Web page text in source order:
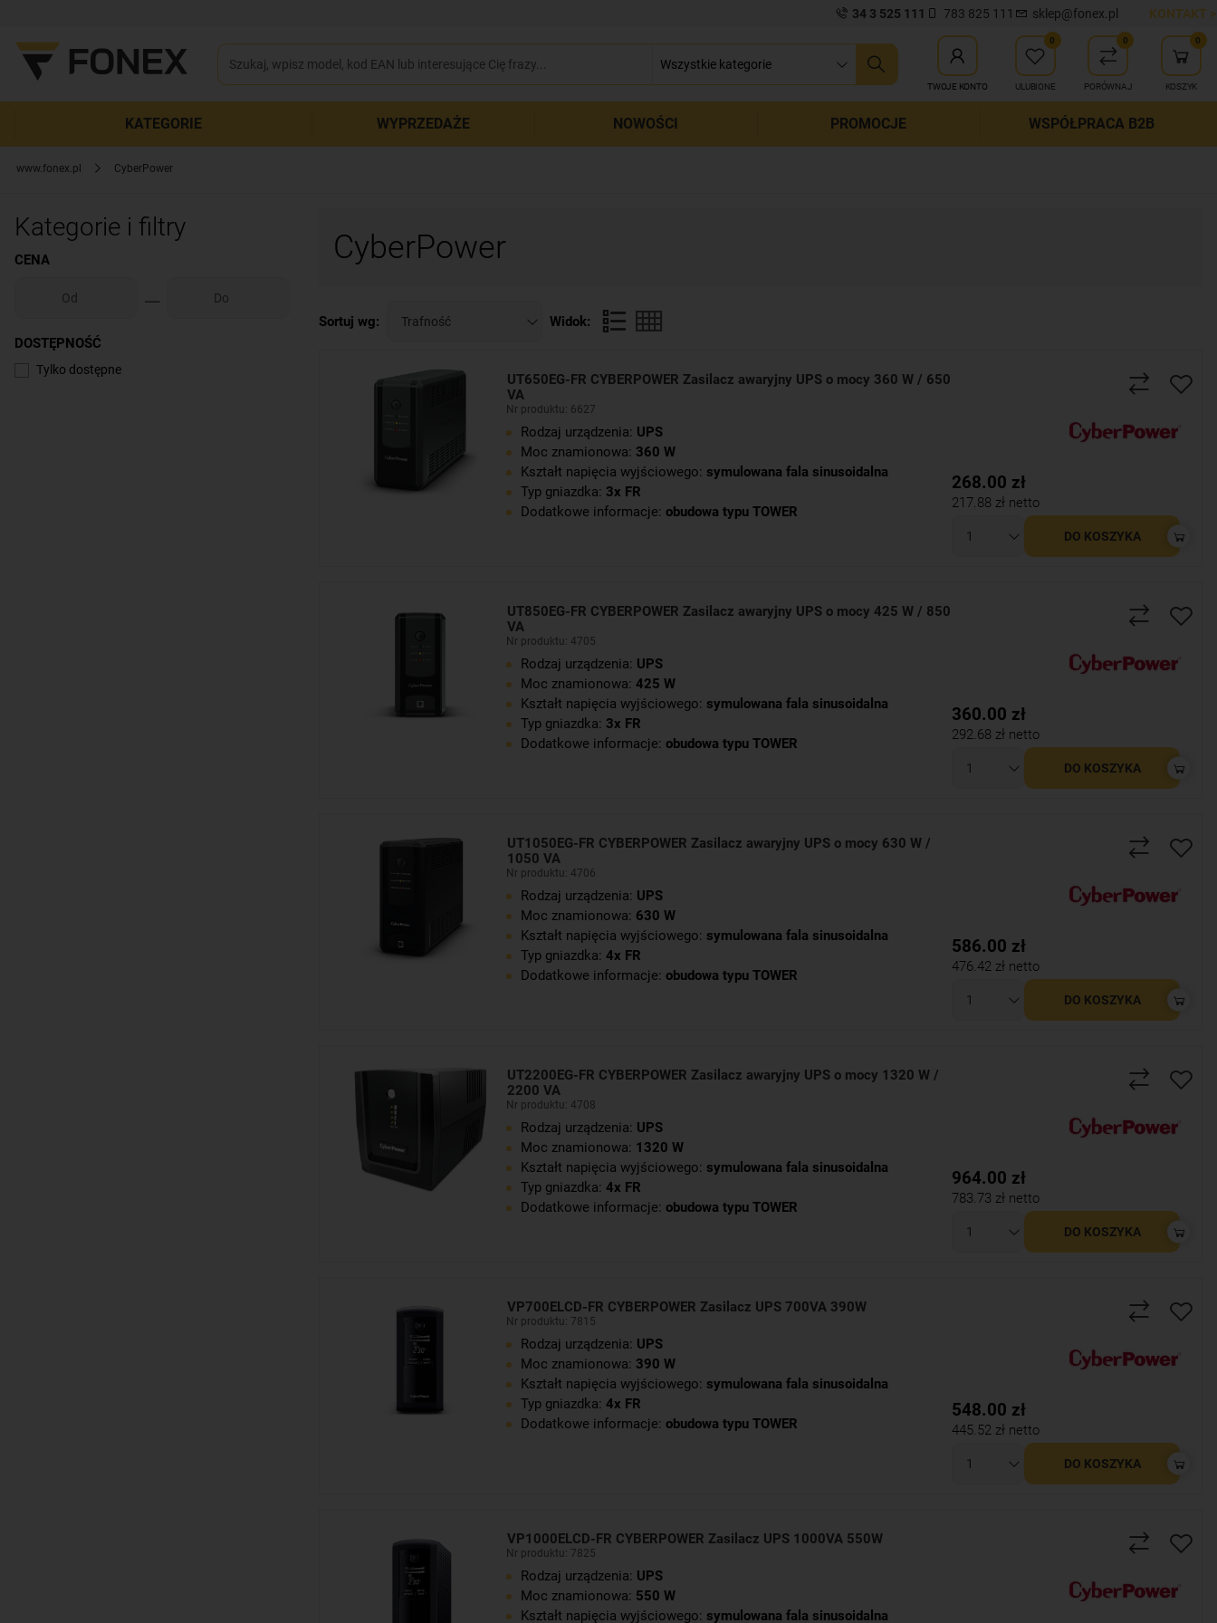
34 3 525 111 783 825 111 sklep@fonex.pl KONTAKT >
zamknij wyszukiwanie
TWOJE KONTO
0
ULUBIONE
0
PORÓWNAJ
0
KOSZYK
KATEGORIE WYPRZEDAŻE NOWOŚCI PROMOCJE WSPÓŁPRACA B2B
www.fonex.pl CyberPower
Kategorie i filtry
CENA
DOSTĘPNOŚĆ
Tylko dostępne
CyberPower
Sortuj wg: Widok:
UT650EG-FR CYBERPOWER Zasilacz awaryjny UPS o mocy 360 W / 650
VA
Nr produktu: 6627
Rodzaj urządzenia: UPS
Moc znamionowa: 360 W
Kształt napięcia wyjściowego: symulowana fala sinusoidalna
Typ gniazdka: 3x FR
Dodatkowe informacje: obudowa typu TOWER
268.00 zł
217.88 zł netto
DO KOSZYKA
UT850EG-FR CYBERPOWER Zasilacz awaryjny UPS o mocy 425 W / 850
VA
Nr produktu: 4705
Rodzaj urządzenia: UPS
Moc znamionowa: 425 W
Kształt napięcia wyjściowego: symulowana fala sinusoidalna
Typ gniazdka: 3x FR
Dodatkowe informacje: obudowa typu TOWER
360.00 zł
292.68 zł netto
DO KOSZYKA
UT1050EG-FR CYBERPOWER Zasilacz awaryjny UPS o mocy 630 W /
1050 VA
Nr produktu: 4706
Rodzaj urządzenia: UPS
Moc znamionowa: 630 W
Kształt napięcia wyjściowego: symulowana fala sinusoidalna
Typ gniazdka: 4x FR
Dodatkowe informacje: obudowa typu TOWER
586.00 zł
476.42 zł netto
DO KOSZYKA
UT2200EG-FR CYBERPOWER Zasilacz awaryjny UPS o mocy 1320 W /
2200 VA
Nr produktu: 4708
Rodzaj urządzenia: UPS
Moc znamionowa: 1320 W
Kształt napięcia wyjściowego: symulowana fala sinusoidalna
Typ gniazdka: 4x FR
Dodatkowe informacje: obudowa typu TOWER
964.00 zł
783.73 zł netto
DO KOSZYKA
VP700ELCD-FR CYBERPOWER Zasilacz UPS 700VA 390W
Nr produktu: 7815
Rodzaj urządzenia: UPS
Moc znamionowa: 390 W
Kształt napięcia wyjściowego: symulowana fala sinusoidalna
Typ gniazdka: 4x FR
Dodatkowe informacje: obudowa typu TOWER
548.00 zł
445.52 zł netto
DO KOSZYKA
VP1000ELCD-FR CYBERPOWER Zasilacz UPS 1000VA 550W
Nr produktu: 7825
Rodzaj urządzenia: UPS
Moc znamionowa: 550 W
Kształt napięcia wyjściowego: symulowana fala sinusoidalna